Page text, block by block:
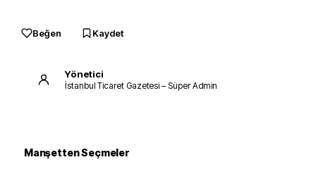
Beğen Kaydet
Yönetici
İstanbul Ticaret Gazetesi – Süper Admin
Manşetten Seçmeler